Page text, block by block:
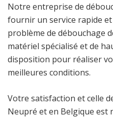
Notre entreprise de
fournir un service rapide
problème de débouchage
matériel spécialisé et de
disposition pour réaliser
meilleures conditions.
Votre satisfaction et celle
Neupré et en Belgique